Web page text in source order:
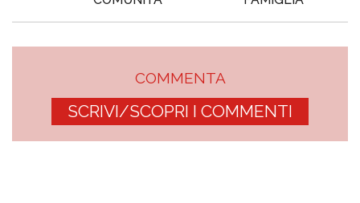
COMMENTA
SCRIVI/SCOPRI I COMMENTI